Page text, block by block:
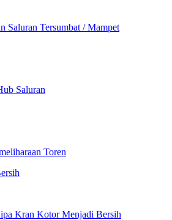
Saluran Tersumbat / Mampet
Saluran
Toren
Kran Kotor Menjadi Bersih